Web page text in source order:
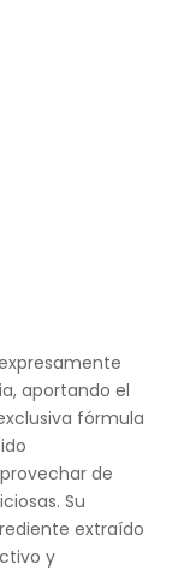
aportando el
fórmula
de
Su
extraído
y